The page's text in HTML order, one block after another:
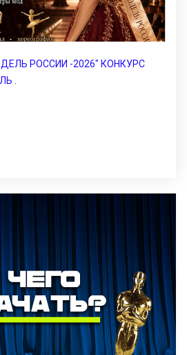
РОССИИ -2026" КОНКУРС
.